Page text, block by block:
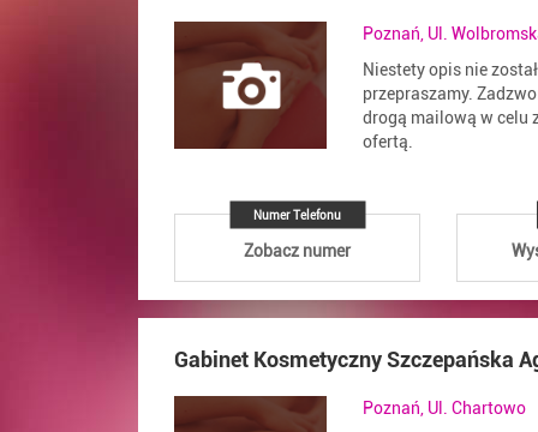
Poznań, Ul.
Niestety opis nie
przepraszamy.
drogą mailową w celu
ofertą.
Numer Telefonu
Zobacz numer
Gabinet Kosmetyczny Szczepańska
Poznań, Ul. Chartowo